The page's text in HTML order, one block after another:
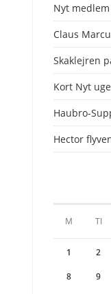
Nyt medlem
Claus
Skaklejren
Kort Nyt
Haubro-
Hector
M TI
1 2
8 9